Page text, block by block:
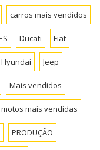
carros mais vendidos
Ducati Fiat
Hyundai Jeep
Mais vendidos
motos mais vendidas
PRODUÇÃO